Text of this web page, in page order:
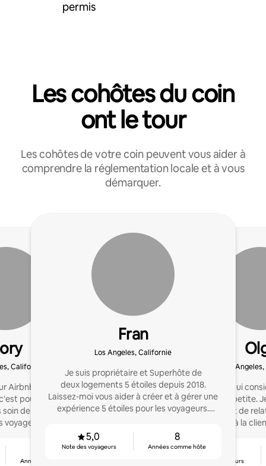
permis
Les cohôtes du coin
ont le tour
Les cohôtes de votre coin peuvent vous aider à
comprendre la réglementation locale et à vous
démarquer.
Californie
Airbnb depuis plus de
pourquoi je suis
de mes logements
Années comme hôte
Fran
Los Angeles, Californie
Je suis propriétaire et Superhôte de
deux logements 5 étoiles depuis 2018.
Laissez-moi vous aider à créer et à gérer une
expérience 5 étoiles pour les voyageurs.
5,0
Note des voyageurs
8
Années comme hôte
Los
Je suis un hôte qui
n'est trop petite.
l'établissement de
d'un service à la
Note des voyageurs